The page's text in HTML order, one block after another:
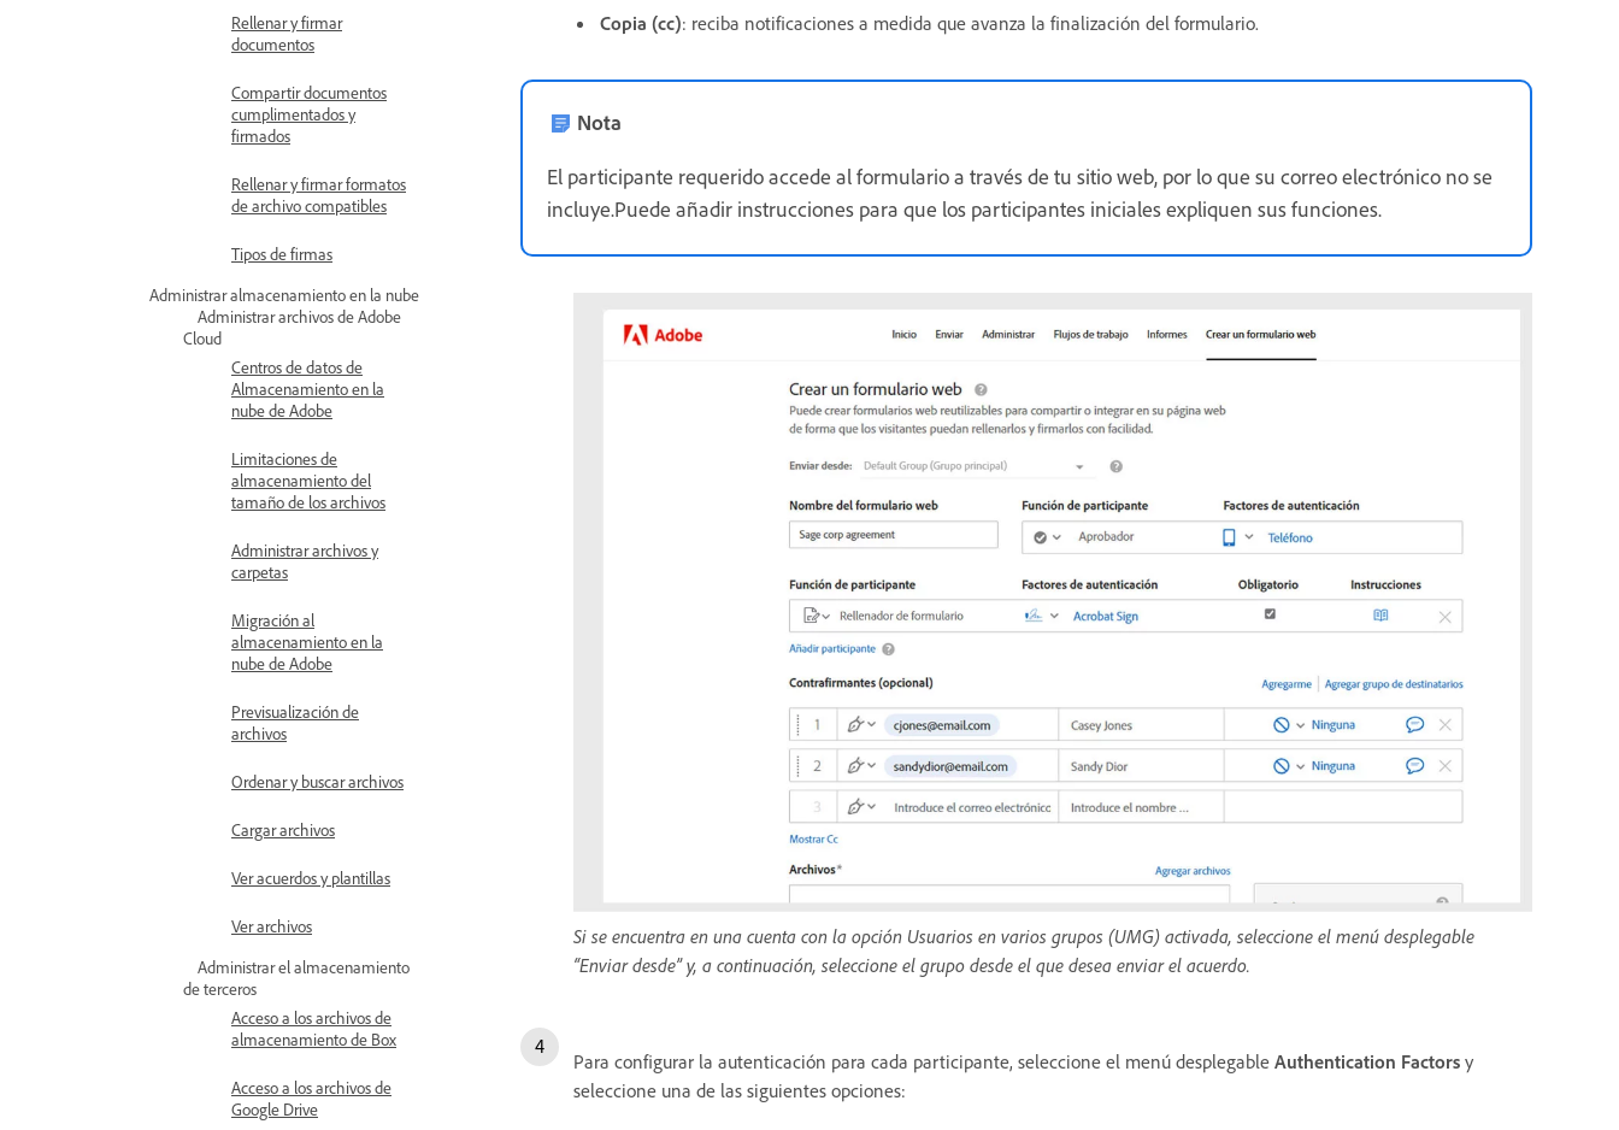
Rellenar y firmar
documentos
Compartir documentos
cumplimentados y
firmados
Rellenar y firmar formatos
de archivo compatibles
Tipos de firmas
Administrar almacenamiento en la nube
Administrar archivos de Adobe
Cloud
Centros de datos de
Almacenamiento en la
nube de Adobe
Limitaciones de
almacenamiento del
tamaño de los archivos
Administrar archivos y
carpetas
Migración al
almacenamiento en la
nube de Adobe
Previsualización de
archivos
Ordenar y buscar archivos
Cargar archivos
Ver acuerdos y plantillas
Ver archivos
Administrar el almacenamiento
de terceros
Acceso a los archivos de
almacenamiento de Box
Acceso a los archivos de
Google Drive
Copia (cc): reciba notificaciones a medida que avanza la finalización del formulario.
Nota
El participante requerido accede al formulario a través de tu sitio web, por lo que su correo electrónico no se
incluye.Puede añadir instrucciones para que los participantes iniciales expliquen sus funciones.
Si se encuentra en una cuenta con la opción Usuarios en varios grupos (UMG) activada, seleccione el menú desplegable
“Enviar desde” y, a continuación, seleccione el grupo desde el que desea enviar el acuerdo.
Para configurar la autenticación para cada participante, seleccione el menú desplegable Authentication Factors y
seleccione una de las siguientes opciones: